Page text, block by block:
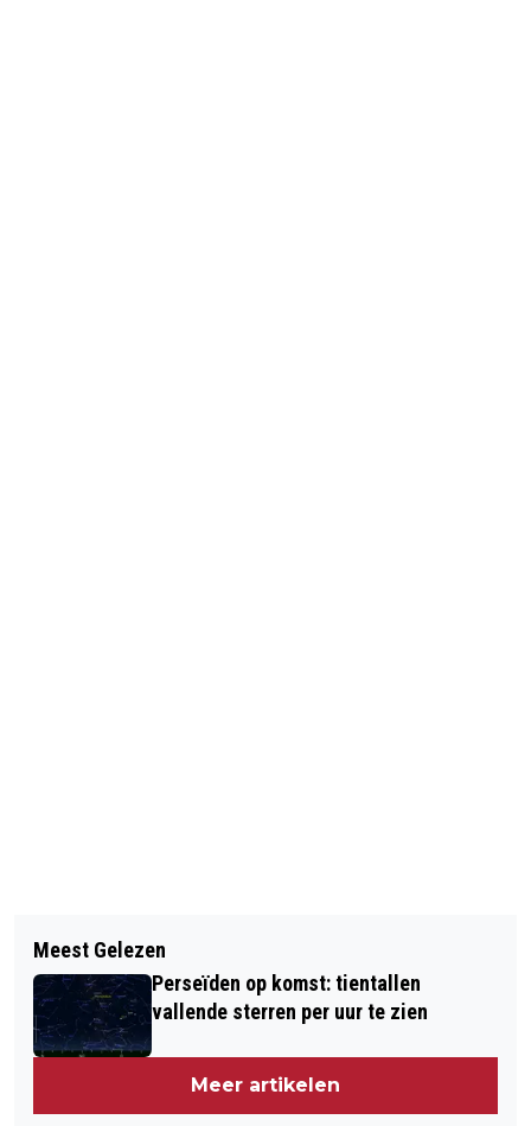
BEKIJK HIER HET SPEELSCHEMA VAN
AJAX AMSTERDAM
DIT WEEKEND GEEN TREINEN
AMSTERDAM-SCHIPHOL
Meest Gelezen
Perseïden op komst: tientallen
vallende sterren per uur te zien
Meer artikelen